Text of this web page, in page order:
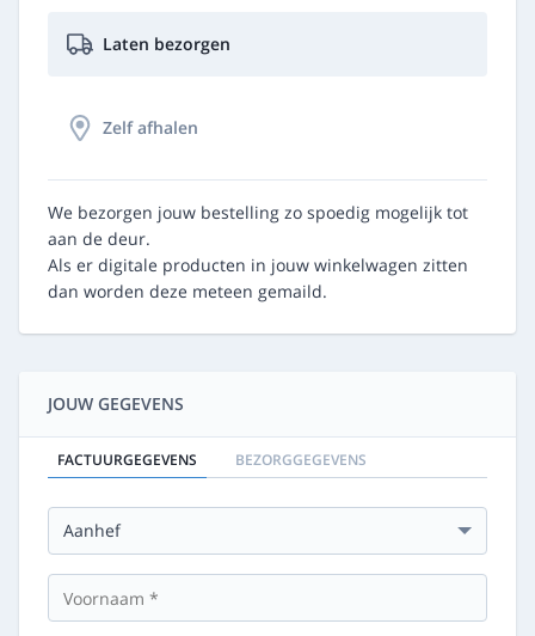
Laten bezorgen
Zelf afhalen
We bezorgen jouw bestelling zo spoedig mogelijk tot
aan de deur.
Als er digitale producten in jouw winkelwagen zitten
dan worden deze meteen gemaild.
JOUW GEGEVENS
FACTUURGEGEVENS BEZORGGEGEVENS